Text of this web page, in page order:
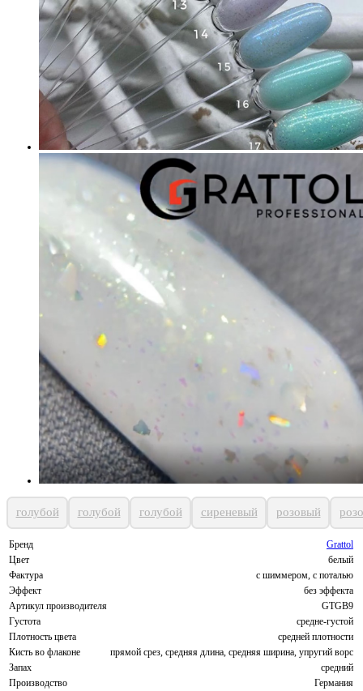
голубой голубой голубой сиреневый розовый
Бренд
Grattol
Цвет
белый
Фактура
с шиммером, с поталью
Эффект
без эффекта
Артикул производителя
GTGB9
Густота
средне-густой
Плотность цвета
средней плотности
Кисть во флаконе
прямой срез, средняя длина, средняя ширина, упругий ворс
Запах
средний
Производство
Германия